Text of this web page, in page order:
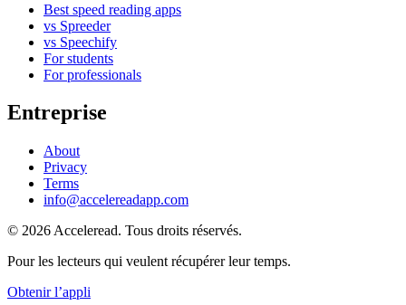
Best speed reading apps
vs Spreeder
vs Speechify
For students
For professionals
Entreprise
About
Privacy
Terms
info@accelereadapp.com
© 2026 Acceleread. Tous droits réservés.
Pour les lecteurs qui veulent récupérer leur temps.
Obtenir l’appli